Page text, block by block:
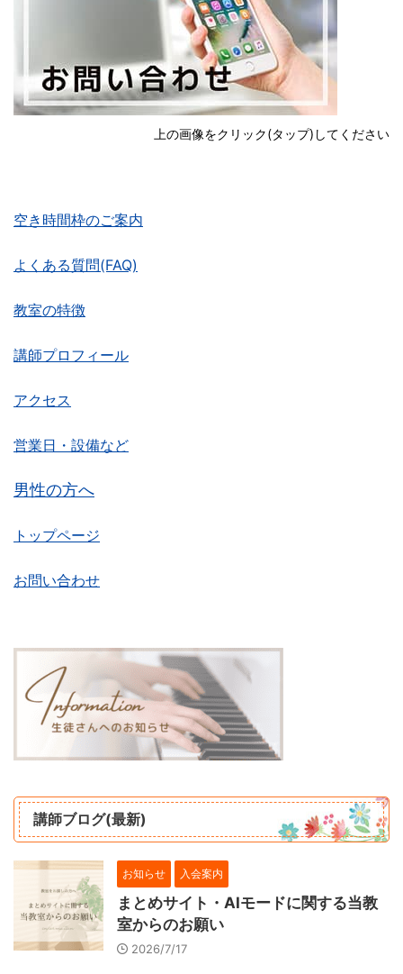
上の画像をクリック(タップ)してください
空き時間枠のご案内
よくある質問(FAQ)
教室の特徴
講師プロフィール
アクセス
営業日・設備など
男性の方へ
トップページ
お問い合わせ
講師ブログ(最新)
お知らせ 入会案内
まとめサイト・AIモードに関する当教
室からのお願い
2026/7/17